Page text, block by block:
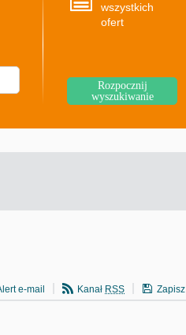
wszystkich
ofert
e-mail Kanał RSS
Zapisz